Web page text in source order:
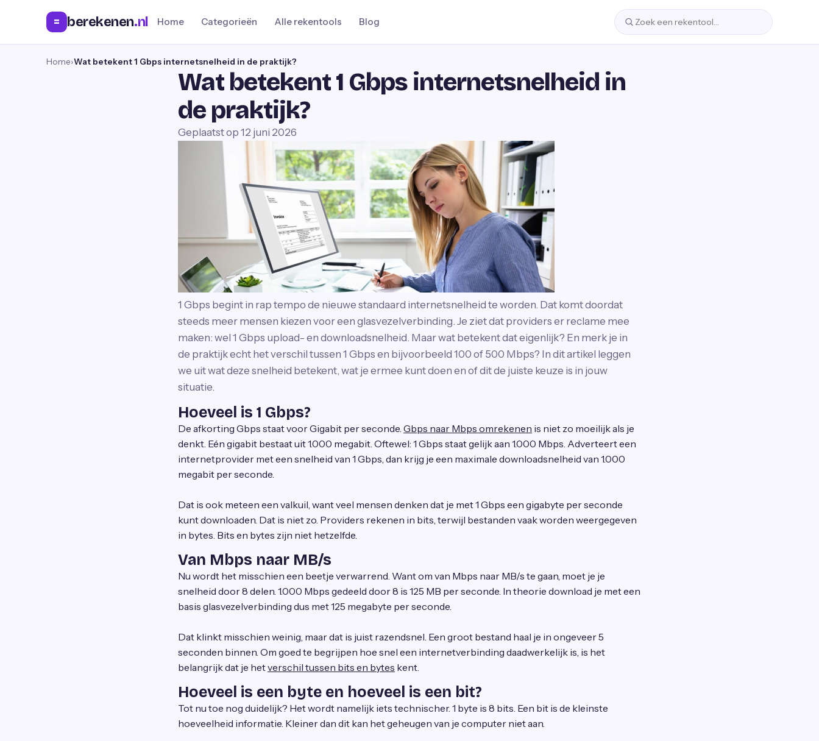
= berekenen.nl Home Categorieën Alle rekentools Blog
Home›Wat betekent 1 Gbps internetsnelheid in de praktijk?
Wat betekent 1 Gbps internetsnelheid in
de praktijk?
Geplaatst op 12 juni 2026
1 Gbps begint in rap tempo de nieuwe standaard internetsnelheid te worden. Dat komt doordat
steeds meer mensen kiezen voor een glasvezelverbinding. Je ziet dat providers er reclame mee
maken: wel 1 Gbps upload- en downloadsnelheid. Maar wat betekent dat eigenlijk? En merk je in
de praktijk echt het verschil tussen 1 Gbps en bijvoorbeeld 100 of 500 Mbps? In dit artikel leggen
we uit wat deze snelheid betekent, wat je ermee kunt doen en of dit de juiste keuze is in jouw
situatie.
Hoeveel is 1 Gbps?
De afkorting Gbps staat voor Gigabit per seconde. Gbps naar Mbps omrekenen is niet zo moeilijk als je
denkt. Eén gigabit bestaat uit 1.000 megabit. Oftewel: 1 Gbps staat gelijk aan 1.000 Mbps. Adverteert een
internetprovider met een snelheid van 1 Gbps, dan krijg je een maximale downloadsnelheid van 1.000
megabit per seconde.
Dat is ook meteen een valkuil, want veel mensen denken dat je met 1 Gbps een gigabyte per seconde
kunt downloaden. Dat is niet zo. Providers rekenen in bits, terwijl bestanden vaak worden weergegeven
in bytes. Bits en bytes zijn niet hetzelfde.
Van Mbps naar MB/s
Nu wordt het misschien een beetje verwarrend. Want om van Mbps naar MB/s te gaan, moet je je
snelheid door 8 delen. 1.000 Mbps gedeeld door 8 is 125 MB per seconde. In theorie download je met een
basis glasvezelverbinding dus met 125 megabyte per seconde.
Dat klinkt misschien weinig, maar dat is juist razendsnel. Een groot bestand haal je in ongeveer 5
seconden binnen. Om goed te begrijpen hoe snel een internetverbinding daadwerkelijk is, is het
belangrijk dat je hetverschil tussen bits en bytes kent.
Hoeveel is een byte en hoeveel is een bit?
Tot nu toe nog duidelijk? Het wordt namelijk iets technischer. 1 byte is 8 bits. Een bit is de kleinste
hoeveelheid informatie. Kleiner dan dit kan het geheugen van je computer niet aan.